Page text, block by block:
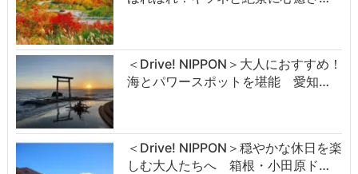
＜Drive! NIPPON＞大人におすすめ！
海とパワースポットを堪能 愛知…
＜Drive! NIPPON＞穏やかな休日を楽
しむ大人たちへ 箱根・小田原ド…